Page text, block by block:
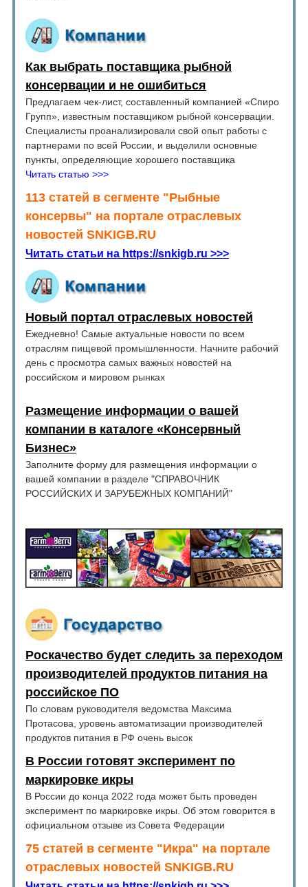
Как выбрать поставщика рыбной
консервации и не ошибиться
Предлагаем чек-лист, составленный компанией «Спиро
Групп», известным поставщиком рыбной консервации.
Специалисты проанализировали свой опыт работы с
партнерами по всей России, и выделили основные
пункты, определяющие хорошего поставщика
Читать статью >>>
113 статей в сегменте "Рыбные
консервы" на портале отраслевых
новостей SNKIGB.RU
Читать статьи на https://snkigb.ru >>>
Новый портал отраслевых новостей
Ежедневно! Самые актуальные новости по всем
отраслям пищевой промышленности. Начните рабочий
день с просмотра самых важных новостей на
российском и мировом рынках
Размещение информации о вашей
компании в каталоге «Консервный
Бизнес»
Заполните форму для размещения информации о
вашей компании в разделе "СПРАВОЧНИК
РОССИЙСКИХ И ЗАРУБЕЖНЫХ КОМПАНИЙ"
Роскачество будет следить за переходом
производителей продуктов питания на
российское ПО
По словам руководителя ведомства Максима
Протасова, уровень автоматизации производителей
продуктов питания в РФ очень высок
В России готовят эксперимент по
маркировке икры
В России до конца 2022 года может быть проведен
эксперимент по маркировке икры. Об этом говорится в
официальном отзыве из Совета Федерации
75 статей в сегменте "Икра" на портале
отраслевых новостей SNKIGB.RU